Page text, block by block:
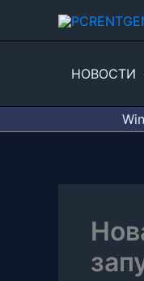
НОВОСТИ